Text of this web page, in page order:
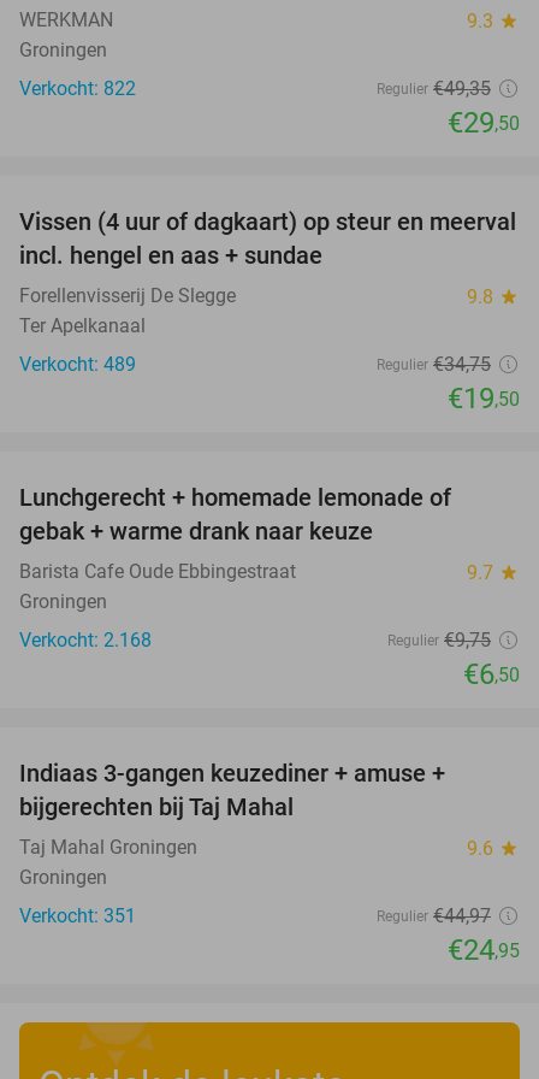
WERKMAN 9.3 star
Groningen
Verkocht: 822
Regulier €49,35
€29,50
44%
Vissen (4 uur of dagkaart) op steur en meerval
incl. hengel en aas + sundae
Forellenvisserij De Slegge 9.8 star
Ter Apelkanaal
Verkocht: 489
Regulier €34,75
€19,50
Lunchgerecht + homemade lemonade of
gebak + warme drank naar keuze
Barista Cafe Oude Ebbingestraat 9.7 star
Groningen
Verkocht: 2.168
Regulier €9,75
€6,50
Indiaas 3-gangen keuzediner + amuse +
bijgerechten bij Taj Mahal
Taj Mahal Groningen 9.6 star
Groningen
Verkocht: 351
Regulier €44,97
€24,95